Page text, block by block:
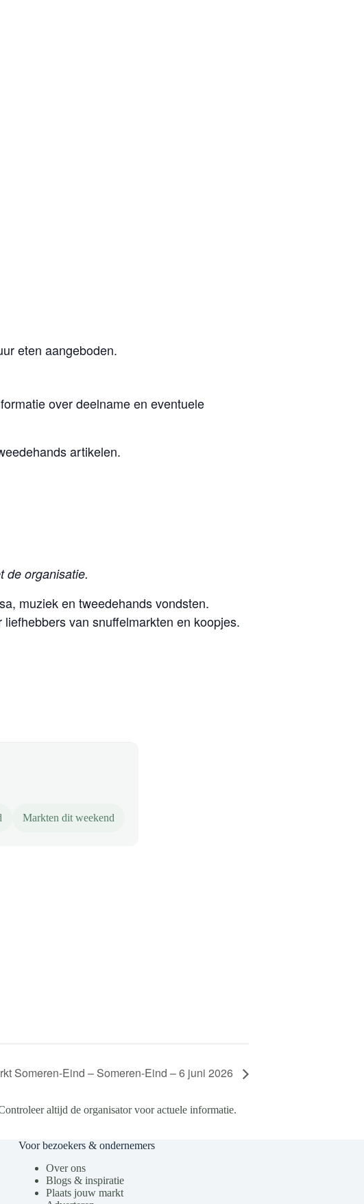
eten aangeboden.
over deelname en eventuele
artikelen.
de organisatie.
muziek en tweedehands vondsten.
van snuffelmarkten en koopjes.
Markten dit weekend
Someren-Eind – Someren-Eind – 6 juni 2026
altijd de organisator voor actuele informatie.
Voor bezoekers & ondernemers
Over ons
Blogs & inspiratie
Plaats jouw markt